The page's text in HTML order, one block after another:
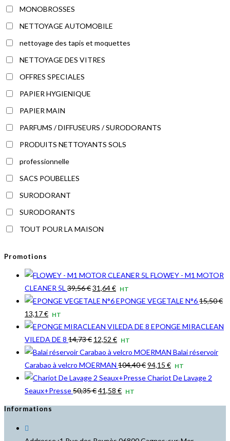
MONOBROSSES
NETTOYAGE AUTOMOBILE
nettoyage des tapis et moquettes
NETTOYAGE DES VITRES
OFFRES SPECIALES
PAPIER HYGIENIQUE
PAPIER MAIN
PARFUMS / DIFFUSEURS / SURODORANTS
PRODUITS NETTOYANTS SOLS
professionnelle
SACS POUBELLES
SURODORANT
SURODORANTS
TOUT POUR LA MAISON
Promotions
FLOWEY - M1 MOTOR
CLEANER 5L 39,56€Le
prix
était :
39,56 €.
31,64€Le
prix
est :
31,64 €.
HT
EPONGE VEGETALE N°615,50€
Le
prix
initial
était :
15,50 €.
13,17€Le
prix
actuel
est :
13,17 €.
HT
EPONGE MIRACLEAN
VILEDA DE 8 14,73€ Le
prix
initial
était :
14,73 €.
12,52 €Le
prix
actuel
est :
12,52 €.
HT
Balai réservoir
Carabao à velcro MOERMAN 104,40€Le
prix
94,15 €Le
prix
HT
Chariot De Lavage 2
Seaux+Presse50,35€Le
41,58 €LeHT
Informations